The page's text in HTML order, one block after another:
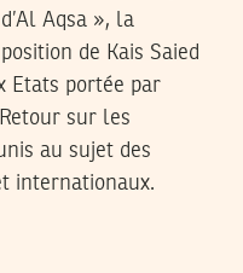
d’Al Aqsa », la
position de Kais Saied
Etats portée par
sur les
au sujet des
internationaux.